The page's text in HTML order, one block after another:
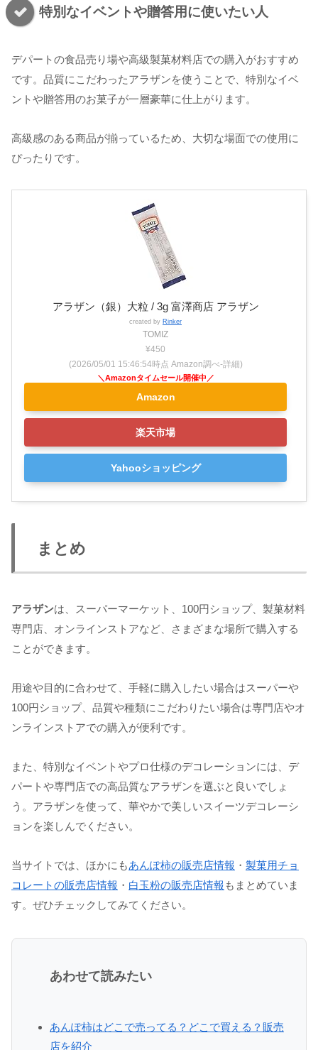
特別なイベントや贈答用に使いたい人
デパートの食品売り場や高級製菓材料店での購入がおすすめ
です。品質にこだわったアラザンを使うことで、特別なイベ
ントや贈答用のお菓子が一層豪華に仕上がります。
高級感のある商品が揃っているため、大切な場面での使用に
ぴったりです。
アラザン（銀）大粒 / 3g 富澤商店 アラザン
created by Rinker
TOMIZ
¥450
(2026/05/01 15:46:54時点 Amazon調べ-詳細)
Amazon
楽天市場
Yahooショッピング
まとめ
アラザンは、スーパーマーケット、100円ショップ、製菓材料
専門店、オンラインストアなど、さまざまな場所で購入する
ことができます。
用途や目的に合わせて、手軽に購入したい場合はスーパーや
100円ショップ、品質や種類にこだわりたい場合は専門店やオ
ンラインストアでの購入が便利です。
また、特別なイベントやプロ仕様のデコレーションには、デ
パートや専門店での高品質なアラザンを選ぶと良いでしょ
う。アラザンを使って、華やかで美しいスイーツデコレーシ
ョンを楽しんでください。
当サイトでは、ほかにもあんぽ柿の販売店情報 ・ 製菓用チョ
コレートの販売店情報 ・ 白玉粉の販売店情報 もまとめていま
す。ぜひチェックしてみてください。
あわせて読みたい
あんぽ柿はどこで売ってる？どこで買える？販売
店を紹介